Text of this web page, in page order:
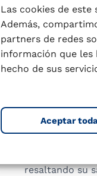
Las cookies de
Además,
partners de redes
información que les
hecho de sus
Aceptar
caldoso,
del arroz.
Carabineros a
con sal gorda
Fideuá con
ajillo,
Suquet de
Carabineros
resaltando su